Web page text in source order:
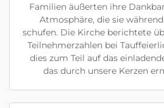
Familien äußerten ihre
Atmosphäre, die sie
schufen. Die Kirche berichtete
Teilnehmerzahlen bei
dies zum Teil auf das
das durch unsere Kerzen